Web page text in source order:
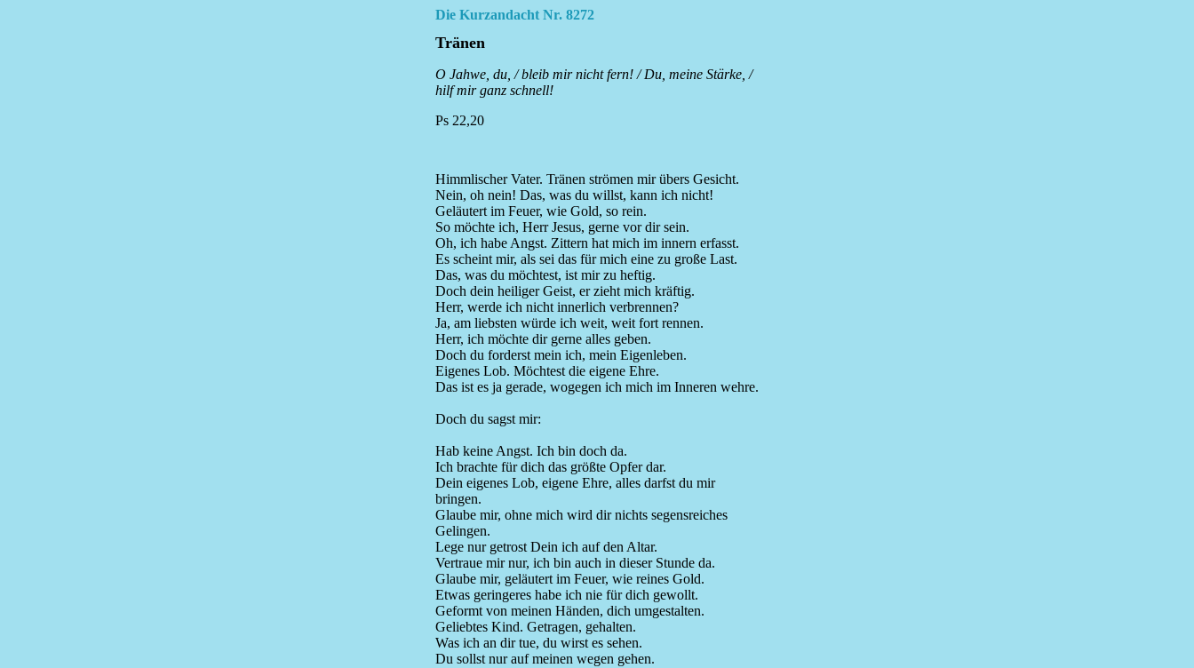
Die Kurzandacht Nr. 8272
Tränen
O Jahwe, du, / bleib mir nicht fern! / Du, meine Stärke, /
hilf mir ganz schnell!
Ps 22,20
Himmlischer Vater. Tränen strömen mir übers Gesicht.
Nein, oh nein! Das, was du willst, kann ich nicht!
Geläutert im Feuer, wie Gold, so rein.
So möchte ich, Herr Jesus, gerne vor dir sein.
Oh, ich habe Angst. Zittern hat mich im innern erfasst.
Es scheint mir, als sei das für mich eine zu große Last.
Das, was du möchtest, ist mir zu heftig.
Doch dein heiliger Geist, er zieht mich kräftig.
Herr, werde ich nicht innerlich verbrennen?
Ja, am liebsten würde ich weit, weit fort rennen.
Herr, ich möchte dir gerne alles geben.
Doch du forderst mein ich, mein Eigenleben.
Eigenes Lob. Möchtest die eigene Ehre.
Das ist es ja gerade, wogegen ich mich im Inneren wehre.
Doch du sagst mir:
Hab keine Angst. Ich bin doch da.
Ich brachte für dich das größte Opfer dar.
Dein eigenes Lob, eigene Ehre, alles darfst du mir
bringen.
Glaube mir, ohne mich wird dir nichts segensreiches
Gelingen.
Lege nur getrost Dein ich auf den Altar.
Vertraue mir nur, ich bin auch in dieser Stunde da.
Glaube mir, geläutert im Feuer, wie reines Gold.
Etwas geringeres habe ich nie für dich gewollt.
Geformt von meinen Händen, dich umgestalten.
Geliebtes Kind. Getragen, gehalten.
Was ich an dir tue, du wirst es sehen.
Du sollst nur auf meinen wegen gehen.